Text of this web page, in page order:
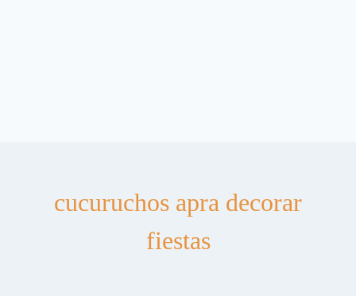
cucuruchos apra decorar
fiestas